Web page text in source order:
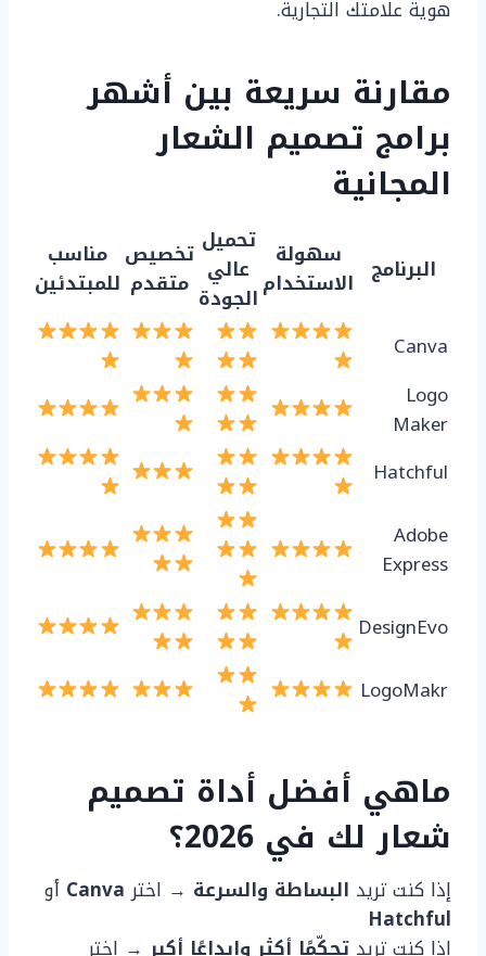
هوية علامتك التجارية.
مقارنة سريعة بين أشهر
برامج تصميم الشعار
المجانية
البرنامج
سهولة
الاستخدام
تحميل
عالي
الجودة
تخصيص
متقدم
مناسب
للمبتدئين
Canva
Logo
Maker
Hatchful
Adobe
Express
DesignEvo
LogoMakr
ماهي أفضل أداة تصميم
شعار لك في 2026؟
إذا كنت تريد البساطة والسرعة → اختر Canva أو
Hatchful
إذا كنت تريد تحكّمًا أكثر وإبداعًا أكبر→ اختر